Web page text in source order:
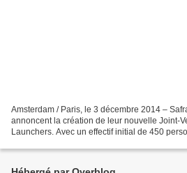
Amsterdam / Paris, le 3 décembre 2014 –
annoncent la création de leur nouvelle Joint-
Launchers. Avec un effectif initial de 450